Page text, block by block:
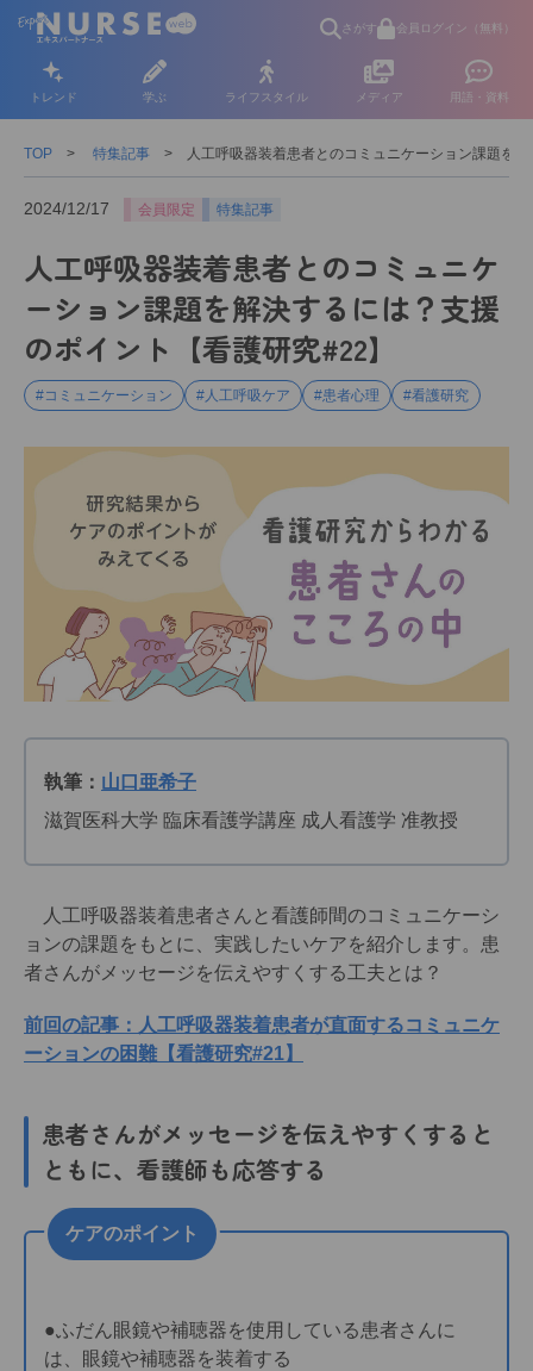
さがす 会員ログイン（無料）
トレンド 学ぶ ライフスタイル メディア 用語・資料
TOP 特集記事 人工呼吸器装着患者とのコミュニケーション課題を
2024/12/17 会員限定 特集記事
人工呼吸器装着患者とのコミュニケ
ーション課題を解決するには？支援
のポイント【看護研究#22】
#コミュニケーション #人工呼吸ケア #患者心理 #看護研究
執筆： 山口亜希子
滋賀医科大学 臨床看護学講座 成人看護学 准教授
人工呼吸器装着患者さんと看護師間のコミュニケーシ
ョンの課題をもとに、実践したいケアを紹介します。患
者さんがメッセージを伝えやすくする工夫とは？
前回の記事：人工呼吸器装着患者が直面するコミュニケ
ーションの困難【看護研究#21】
患者さんがメッセージを伝えやすくすると
ともに、看護師も応答する
ケアのポイント
●ふだん眼鏡や補聴器を使用している患者さんに
は、眼鏡や補聴器を装着する